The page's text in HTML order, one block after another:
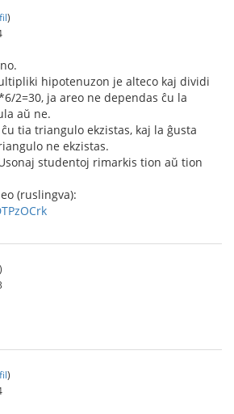
)
hipotenuzon je alteco kaj dividi
2=30, ja areo ne dependas ĉu la
aŭ ne.
tia triangulo ekzistas, kaj la ĝusta
ne ekzistas.
studentoj rimarkis tion aŭ tion
(ruslingva):
)
)